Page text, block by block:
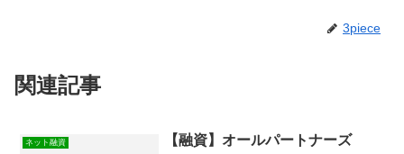
3piece
関連記事
ネット融資 【融資】オールパートナーズ